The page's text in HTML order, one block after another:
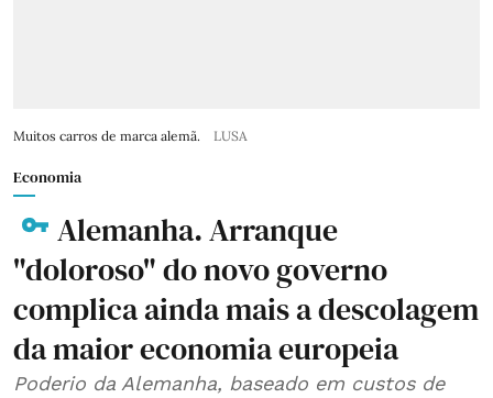
Muitos carros de marca alemã. LUSA
Economia
Alemanha. Arranque
"doloroso" do novo governo
complica ainda mais a descolagem
da maior economia europeia
Poderio da Alemanha, baseado em custos de